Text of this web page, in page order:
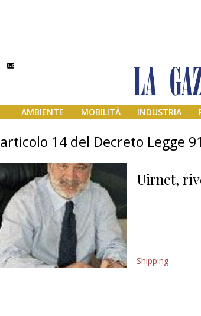
AMBIENTE MOBILITÀ INDUSTRIA
articolo 14 del Decreto Legge
Uirnet,
Shipping